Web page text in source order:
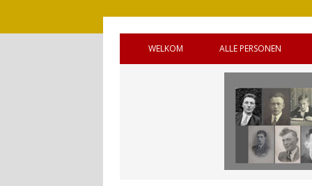
WELKOM
WELKOM (ENGELS)
ALLE PERSONEN
OUDE GEMEENTE
OUDE GEMEENTE
OUDE GEMEENTE
SQUADRONS